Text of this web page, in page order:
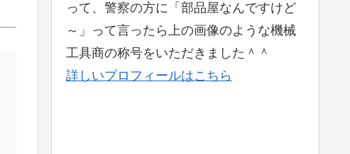
って、警察の方に「部品屋なんですけど
～」って言ったら上の画像のような機械
工具商の称号をいただきました＾＾
詳しいプロフィールはこちら